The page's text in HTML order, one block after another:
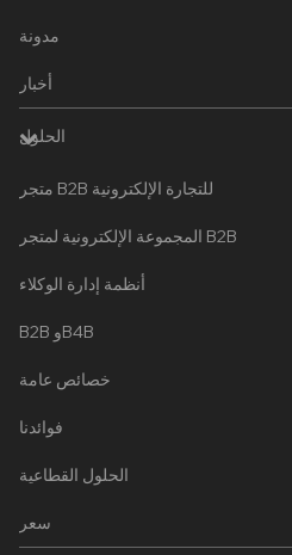
مدونة
أخبار
الحلول
متجر B2B للتجارة الإلكترونية
المجموعة الإلكترونية لمتجر B2B
أنظمة إدارة الوكلاء
B2B وB4B
خصائص عامة
فوائدنا
الحلول القطاعية
سعر